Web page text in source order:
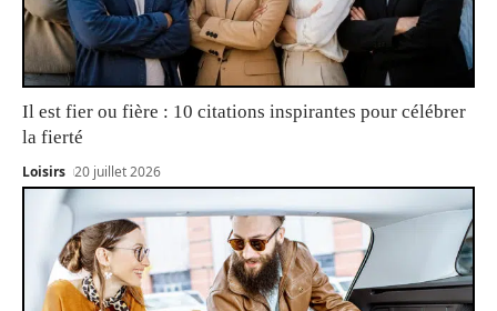
Il est fier ou fière : 10 citations inspirantes pour célébrer
la fierté
Loisirs 20 juillet 2026